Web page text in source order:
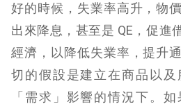
好的時候，失業率高升，物
出來降息，甚至是 QE，促進
經濟，以降低失業率，提升
切的假設是建立在商品以
「需求」影響的情況下。